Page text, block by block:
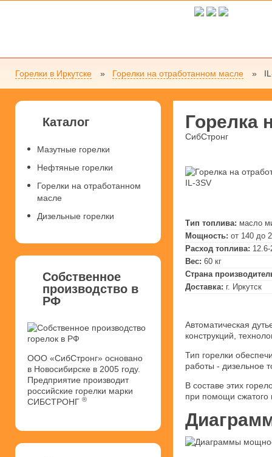
Горелки в Иркутске Горелки на отработанном масле
Горелка
СибСтронг
Тип топлива: масло
Мощность: от 140 до
Расход топлива: 12.6-
Вес: 60 кг
Страна
Доставка: г. Иркутск
Автоматическая
конструкций,
Тип горелки
работы - дизельное
В составе этих
при помощи сжатого
Каталог
Мазутные горелки
Нефтяные горелки
Горелки на отработанном
масле
Дизельные горелки
Собственное
производство в
РФ
ООО «СибСтронг» основано
в Новосибирске в 2005 году.
Предприятие производит
российские горелки марки
СИБСТРОНГ ®